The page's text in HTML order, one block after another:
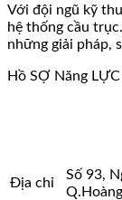
Với đội ngũ kỹ
hệ thống cầu
những giải pháp,
Hồ SỢ Năng LỰC
Địa chỉ
Số 93,